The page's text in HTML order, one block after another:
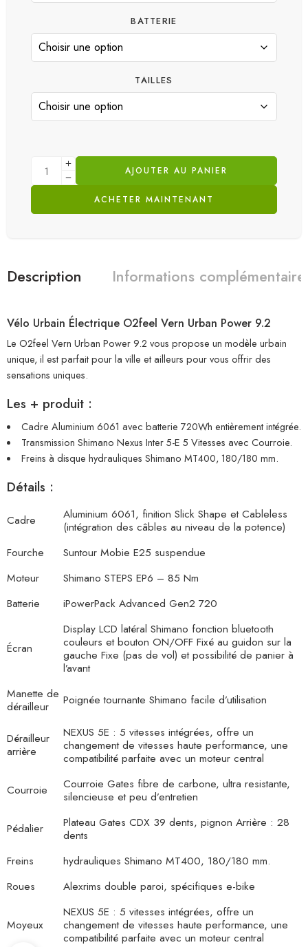
BATTERIE
TAILLES
AJOUTER AU PANIER
ACHETER MAINTENANT
Description Informations
Vélo Urbain Électrique O2feel Vern Urban Power 9.2
Le O2feel Vern Urban Power 9.2 vous propose un modèle urbain
unique, il est parfait pour la ville et ailleurs pour vous offrir des
sensations uniques.
Les + produit :
Cadre Aluminium 6061 avec batterie 720Wh entièrement intégrée.
Transmission Shimano Nexus Inter 5-E 5 Vitesses avec Courroie.
Freins à disque hydrauliques Shimano MT400, 180/180 mm.
Détails :
Cadre
Aluminium 6061, finition Slick Shape et Cableless
(intégration des câbles au niveau de la potence)
Fourche
Suntour Mobie E25 suspendue
Moteur
Shimano STEPS EP6 – 85 Nm
Batterie
iPowerPack Advanced Gen2 720
Écran
Display LCD latéral Shimano fonction bluetooth
couleurs et bouton ON/OFF Fixé au guidon sur la
gauche Fixe (pas de vol) et possibilité de panier à
l’avant
Manette de
dérailleur
Poignée tournante Shimano facile d’utilisation
Dérailleur
arrière
NEXUS 5E : 5 vitesses intégrées, offre un
changement de vitesses haute performance, une
compatibilité parfaite avec un moteur central
Courroie
Courroie Gates fibre de carbone, ultra resistante,
silencieuse et peu d’entretien
Pédalier
Plateau Gates CDX 39 dents, pignon Arrière : 28
dents
Freins
hydrauliques Shimano MT400, 180/180 mm.
Roues
Alexrims double paroi, spécifiques e-bike
Moyeux
NEXUS 5E : 5 vitesses intégrées, offre un
changement de vitesses haute performance, une
compatibilité parfaite avec un moteur central